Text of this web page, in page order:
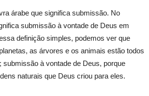
árabe que significa submissão. No
submissão à vontade de Deus em
definição simples, podemos ver que
as árvores e os animais estão todos
submissão à vontade de Deus, porque
naturais que Deus criou para eles.